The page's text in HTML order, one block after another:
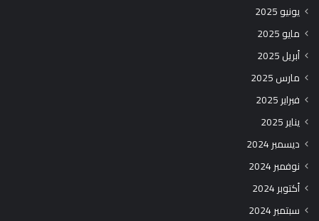
يونيو 2025
مايو 2025
أبريل 2025
مارس 2025
فبراير 2025
يناير 2025
ديسمبر 2024
نوفمبر 2024
أكتوبر 2024
سبتمبر 2024